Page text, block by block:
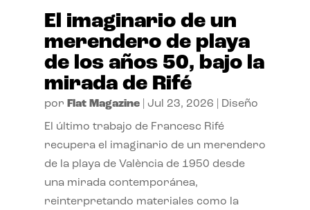
El imaginario de un
merendero de playa
de los años 50, bajo la
mirada de Rifé
por Flat Magazine| Jul 23, 2026 Diseño
El último trabajo de Francesc Rifé
recupera el imaginario de un merendero
de la playa de València de 1950 desde
una mirada contemporánea,
reinterpretando materiales como la